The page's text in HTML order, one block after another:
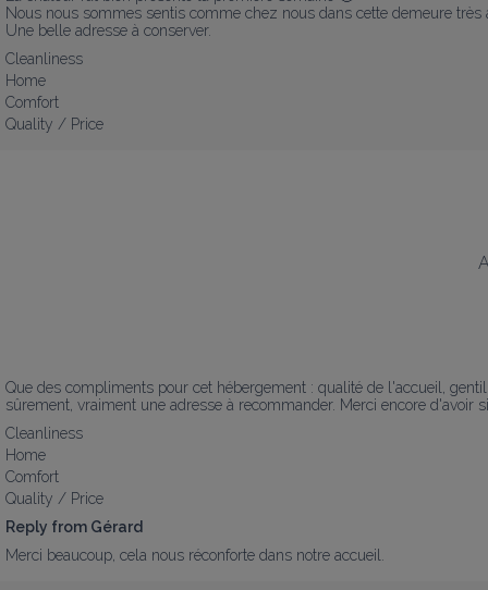
Nous nous sommes sentis comme chez nous dans cette demeure
Une belle adresse à conserver.
Cleanliness
Home
Comfort
Quality / Price
Que des compliments pour cet hébergement : qualité de l'accueil,
sûrement, vraiment une adresse à recommander. Merci encore
Cleanliness
Home
Comfort
Quality / Price
Reply from Gérard
Merci beaucoup, cela nous réconforte dans notre accueil.